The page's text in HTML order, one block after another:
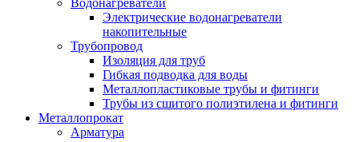
Водонагреватели
Электрические водонагреватели
накопительные
Трубопровод
Изоляция для труб
Гибкая подводка для воды
Металлопластиковые трубы и фитинги
Трубы из сшитого полиэтилена и фитинги
Металлопрокат
Арматура